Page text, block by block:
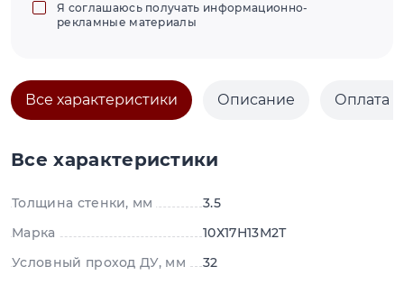
Я соглашаюсь получать информационно-
рекламные материалы
Все характеристики Описание Оплата
Все характеристики
Толщина стенки, мм
3.5
Марка
10Х17Н13М2Т
Условный проход ДУ, мм
32